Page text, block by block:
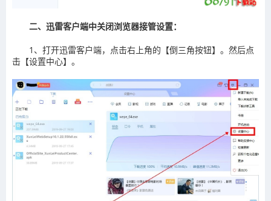
二、迅雷客户端中关闭浏览器接管设置：
1、打开迅雷客户端，点击右上角的【倒三角按钮】。然后点
击【设置中心】。